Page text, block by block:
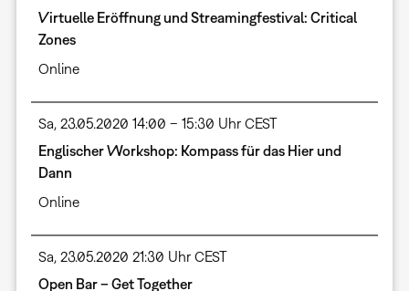
Virtuelle Eröffnung und Streamingfestival: Critical
Zones
Online
Sa, 23.05.2020 14:00 – 15:30 Uhr CEST
Englischer Workshop: Kompass für das Hier und
Dann
Online
Sa, 23.05.2020 21:30 Uhr CEST
Open Bar – Get Together